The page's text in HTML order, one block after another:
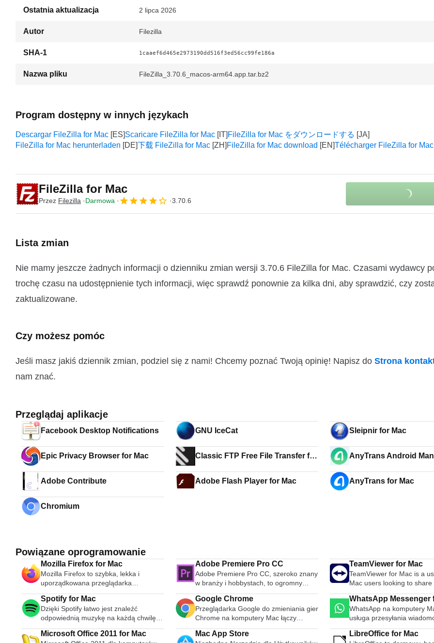
Ostatnia aktualizacja 2 lipca 2026
Autor Filezilla
SHA-1 1caaef6d465e2973190dd516f3ed56cc99fe186a
Nazwa pliku FileZilla_3.70.6_macos-arm64.app.tar.bz2
Program dostępny w innych językach
Descargar FileZilla for Mac Scaricare FileZilla for Mac
FileZilla for Mac をダウンロードする
FileZilla for Mac herunterladen
下载 FileZilla for Mac FileZilla for Mac download Télécharger FileZilla for Mac
FileZilla for Mac
Przez Filezilla Darmowa 3.70.6
Lista zmian
Nie mamy jeszcze żadnych informacji o dzienniku zmian wersji 3.70.6 FileZilla for Mac. Czasami wydawcy
trochę czasu na udostępnienie tych informacji, więc sprawdź ponownie za kilka dni, aby sprawdzić, czy
zaktualizowane.
Czy możesz pomóc
Jeśli masz jakiś dziennik zmian, podziel się z nami! Chcemy poznać Twoją opinię! Napisz do Strona
nam znać.
Przeglądaj aplikacje
Facebook Desktop Notifications GNU IceCat Sleipnir for Mac
Epic Privacy Browser for Mac
Classic FTP Free File Transfer for
Mac
AnyTrans Android
Adobe Contribute
Adobe Flash Player for Mac AnyTrans for Mac
Chromium
Powiązane oprogramowanie
Mozilla Firefox for Mac
Mozilla Firefox to szybka, lekka i
uporządkowana przeglądarka
internetowa typu open source. Podczas
publicznej premiery w 2004 roku Mozilla
Firefox była pierwszą przeglądarką,
która podważyła dominację Microsoft
Internet Explorer. Od tego czasu Mozilla
Firefox konsekwentnie pojawia się w 3
Adobe Premiere Pro CC
Adobe Premiere Pro CC, szeroko znany
w branży i hobbystach, to ogromny
pakiet do edycji wideo. Powiedzenie, że
było to oprogramowanie na poziomie
profesjonalnym, wydaje się mało
powiedziane, Adobe Premiere Pro CC
jest powszechnie używane przez studia
filmowe Hollyword do edycji produkcji
TeamViewer for Mac
TeamViewer for Mac is a
Mac users looking to share
access with others over
Formerly a tool used
technicians to fix issues on
computers, TeamViewer is
millions of users to share
access remote computers,
Spotify for Mac
Dzięki Spotify łatwo jest znaleźć
odpowiednią muzykę na każdą chwilę -
na telefonie, komputerze, tablecie i nie
tylko. Na Spotify są miliony utworów.
Google Chrome
Przeglądarka Google do zmieniania gier
Chrome na komputery Mac łączy
zaawansowaną technologię z prostym
interfejsem użytkownika, aby zapewnić
WhatsApp Messenger
WhatsApp na komputery
usługa przesyłania
istnieje już od jakiegoś
można go używać w
Microsoft Office 2011 for Mac Mac App Store LibreOffice for Mac